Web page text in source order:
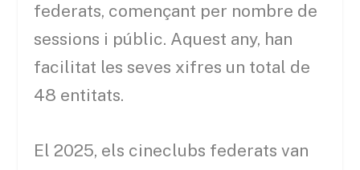
federats, començant per nombre de
sessions i públic. Aquest any, han
facilitat les seves xifres un total de
48 entitats.
El 2025, els cineclubs federats van